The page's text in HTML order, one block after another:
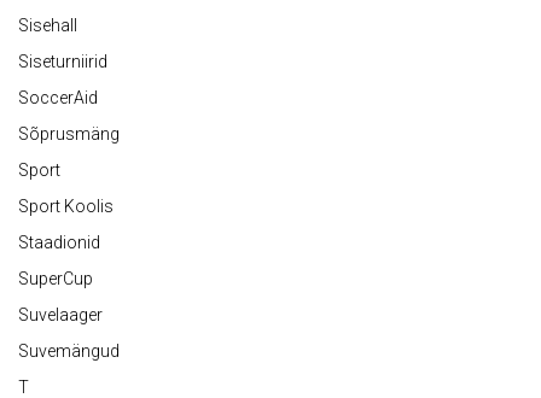
Sisehall
Siseturniirid
SoccerAid
Sõprusmäng
Sport
Sport Koolis
Staadionid
SuperCup
Suvelaager
Suvemängud
T